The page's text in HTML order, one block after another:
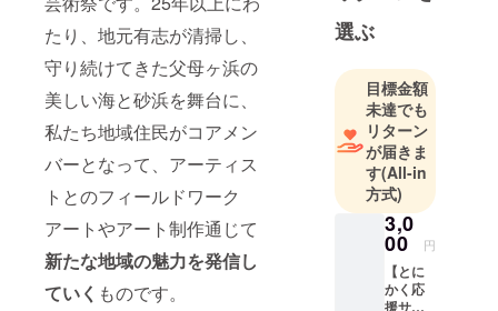
たり、地元有志が清掃し、
守り続けてきた父母ヶ浜の
美しい海と砂浜を舞台に、
私たち地域住民がコアメン
バーとなって、アーティス
トとのフィールドワーク
アートやアート制作通じて
新たな地域の魅力を発信し
ていく ものです。
縁）と
ennale（芸
術祭）を組
み合わせた
造語です。
この地を
愛する私た
ちと、この
地に魅力を
感じて訪れ
てくれるあ
なたとが出
選ぶ
目標金額
未達でも
リターン
が届きま
す(All-in
方式)
3,0
00 円
【とに
かく応
援サ